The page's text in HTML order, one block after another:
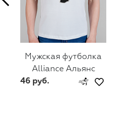
Мужская футболка
Alliance Альянс
46 руб.